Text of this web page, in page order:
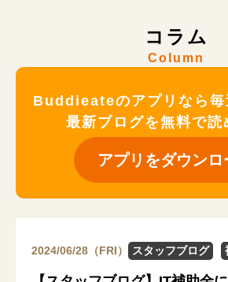
コラム
Column
Buddieateのアプリなら毎
最新ブログを無料で読
アプリをダウンロ
2024/06/28（FRI） スタッフブログ